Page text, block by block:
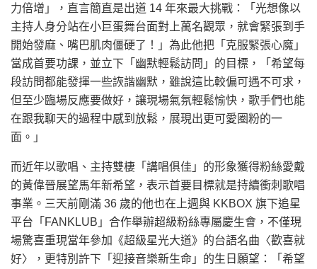
力倍增」，直言簡直是出道 14 年來最大挑戰：「光想像以
主持人身分站在小巨蛋舞台面對上萬名觀眾，就會緊張到手
開始發麻、嘴巴肌肉僵硬了！」為此他把「克服緊張心魔」
當成首要功課，並立下「幽默輕鬆訪問」的目標，「希望每
段訪問都能發揮一些詼諧幽默，雖說這比較偏可遇不可求，
但至少臨場反應要做好，讓現場氣氛輕鬆愉快，歌手們也能
在跟我聊天的過程中感到放鬆，展現出更可愛圈粉的一
面。」
而近年以歌唱、主持雙棲「講唱俱佳」的形象獲得粉絲愛戴
的黃偉晉展望馬年新希望，表示首要目標就是持續衝刺歌唱
事業。三天前剛滿 36 歲的他也在上週與 KKBOX 旗下追星
平台「FANKLUB」合作舉辦超級粉絲專屬慶生會，不僅現
場驚喜重現當年參加《超級星光大道》的台語名曲〈歡喜就
好〉，更特別許下「迎接音樂新生命」的生日願望：「希望